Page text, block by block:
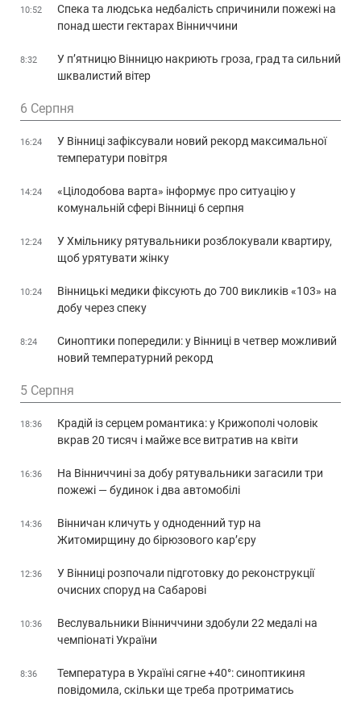
10:52
Спека та людська недбалість спричинили пожежі на
понад шести гектарах Вінниччини
8:32
У п’ятницю Вінницю накриють гроза, град та сильний
шквалистий вітер
6 Серпня
16:24
У Вінниці зафіксували новий рекорд максимальної
температури повітря
14:24
«Цілодобова варта» інформує про ситуацію у
комунальній сфері Вінниці 6 серпня
12:24
У Хмільнику рятувальники розблокували квартиру,
щоб урятувати жінку
10:24
Вінницькі медики фіксують до 700 викликів «103» на
добу через спеку
8:24
Синоптики попередили: у Вінниці в четвер можливий
новий температурний рекорд
5 Серпня
18:36
Крадій із серцем романтика: у Крижополі чоловік
вкрав 20 тисяч і майже все витратив на квіти
16:36
На Вінниччині за добу рятувальники загасили три
пожежі — будинок і два автомобілі
14:36
Вінничан кличуть у одноденний тур на
Житомирщину до бірюзового кар’єру
12:36
У Вінниці розпочали підготовку до реконструкції
очисних споруд на Сабарові
10:36
Веслувальники Вінниччини здобули 22 медалі на
чемпіонаті України
8:36
Температура в Україні сягне +40°: синоптикиня
повідомила, скільки ще треба протриматись